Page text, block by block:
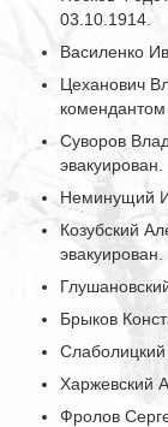
03.10.1914.
Василенко
Цеханович
комендантом
Суворов
эвакуирован.
Неминущий
Козубский
эвакуирован.
Брыков
Харжевский
Фролов